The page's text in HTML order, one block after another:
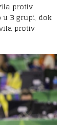
protiv
u B grupi, dok
protiv